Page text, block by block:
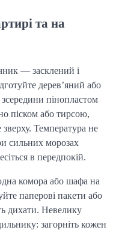
та на
— засклений і
дерев’яний або
пінопластом
піском або тирсою,
Температура не
сильних морозах
в передпокій.
комора або шафа на
паперові пакети або
дихати. Невелику
загорніть кожен